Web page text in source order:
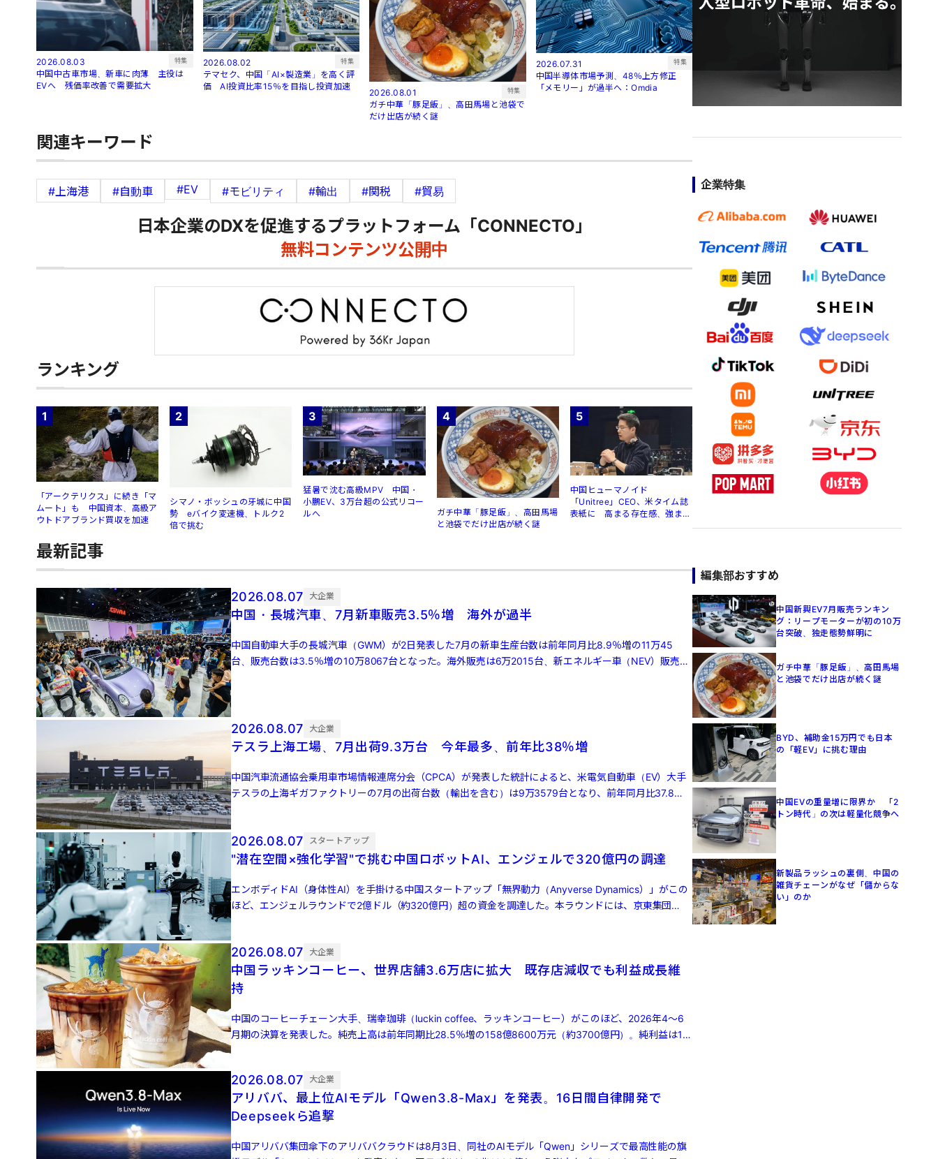
2026.08.03 特集
中国中古車市場、新車に肉薄 主役は
EVへ 残価率改善で需要拡大
2026.08.02 特集
テマセク、中国「AI×製造業」を高く評
価 AI投資比率15％を目指し投資加速
2026.08.01 特集
ガチ中華「豚足飯」、高田馬場と池袋で
だけ出店が続く謎
2026.07.31 特集
中国半導体市場予測、48％上方修正
「メモリー」が過半へ：Omdia
関連キーワード
#上海港 #自動車 #EV #モビリティ #輸出 #関税 #貿易
日本企業のDXを促進するプラットフォーム「CONNECTO」
無料コンテンツ公開中
ランキング
1
「アークテリクス」に続き「マ
ムート」も 中国資本、高級ア
ウトドアブランド買収を加速
2
シマノ・ボッシュの牙城に中国
勢 eバイク変速機、トルク2
倍で挑む
3
猛暑で沈む高級MPV 中国・
小鵬EV、3万台超の公式リコー
ルへ
4
ガチ中華「豚足飯」、高田馬場
と池袋でだけ出店が続く謎
5
中国ヒューマノイド
「Unitree」CEO、米タイム誌
表紙に 高まる存在感、強まる
最新記事
2026.08.07 大企業
中国・長城汽車、7月新車販売3.5％増 海外が過半
中国自動車大手の長城汽車（GWM）が2日発表した7月の新車生産台数は前年同月比8.9％増の11万45
台、販売台数は3.5％増の10万8067台となった。海外販売は6万2015台、新エネルギー車（NEV）販売は
3万4651 […]
2026.08.07 大企業
テスラ上海工場、7月出荷9.3万台 今年最多、前年比38％増
中国汽車流通協会乗用車市場情報連席分会（CPCA）が発表した統計によると、米電気自動車（EV）大手
テスラの上海ギガファクトリーの7月の出荷台数（輸出を含む）は9万3579台となり、前年同月比37.8％
増、前月比5.0％増 […]
2026.08.07 スタートアップ
"潜在空間×強化学習"で挑む中国ロボットAI、エンジェルで320億円の調達
エンボディドAI（身体性AI）を手掛ける中国スタートアップ「無界動力（Anyverse Dynamics）」がこの
ほど、エンジェルラウンドで2億ドル（約320億円）超の資金を調達した。本ラウンドには、京東集団
（JDドット […]
2026.08.07 大企業
中国ラッキンコーヒー、世界店舗3.6万店に拡大 既存店減収でも利益成長維
持
中国のコーヒーチェーン大手、瑞幸珈琲（luckin coffee、ラッキンコーヒー）がこのほど、2026年4～6
月期の決算を発表した。純売上高は前年同期比28.5％増の158億8600万元（約3700億円）。純利益は16
[…]
2026.08.07 大企業
アリババ、最上位AIモデル「Qwen3.8-Max」を発表。16日間自律開発で
Deepseekら追撃
中国アリババ集団傘下のアリババクラウドは8月3日、同社のAIモデル「Qwen」シリーズで最高性能の旗
企業特集
編集部おすすめ
中国新興EV7月販売ランキン
グ：リープモーターが初の10万
台突破、独走態勢鮮明に
ガチ中華「豚足飯」、高田馬場
と池袋でだけ出店が続く謎
BYD、補助金15万円でも日本
の「軽EV」に挑む理由
中国EVの重量増に限界か 「2
トン時代」の次は軽量化競争へ
新製品ラッシュの裏側、中国の
雑貨チェーンがなぜ「儲からな
い」のか